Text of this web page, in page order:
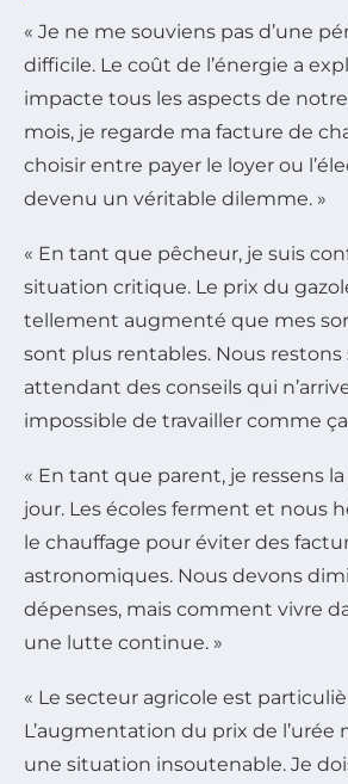
« Je ne me souviens pas d’une
difficile. Le coût de l’énergie a
impacte tous les aspects de
mois, je regarde ma facture de
choisir entre payer le loyer ou
devenu un véritable dilemme. »
« En tant que pêcheur, je suis
situation critique. Le prix du
tellement augmenté que mes
sont plus rentables. Nous restons
attendant des conseils qui
impossible de travailler comme
« En tant que parent, je ressens
jour. Les écoles ferment et nous
le chauffage pour éviter des
astronomiques. Nous devons
dépenses, mais comment vivre
une lutte continue. »
« Le secteur agricole est
L’augmentation du prix de l’urée
une situation insoutenable. Je